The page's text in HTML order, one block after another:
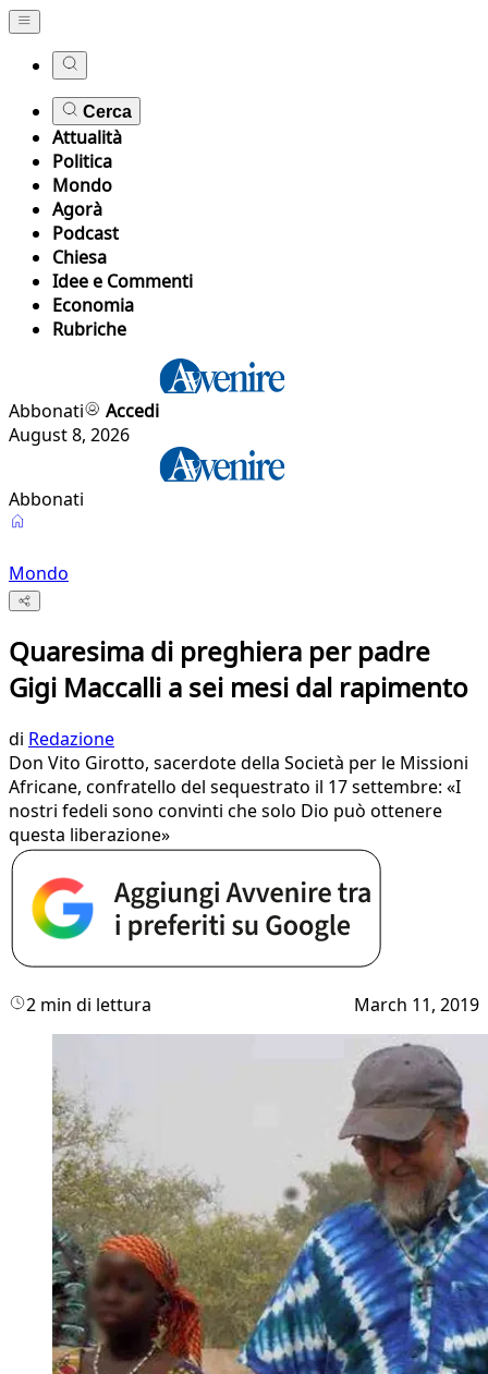
Cerca
Attualità
Politica
Mondo
Agorà
Podcast
Chiesa
Idee e Commenti
Economia
Rubriche
Abbonati
Accedi
August 8, 2026
Abbonati
Mondo
Quaresima di preghiera per padre
Gigi Maccalli a sei mesi dal rapimento
di Redazione
Don Vito Girotto, sacerdote della Società per le Missioni
Africane, confratello del sequestrato il 17 settembre: «I
nostri fedeli sono convinti che solo Dio può ottenere
questa liberazione»
2 min di lettura March 11, 2019